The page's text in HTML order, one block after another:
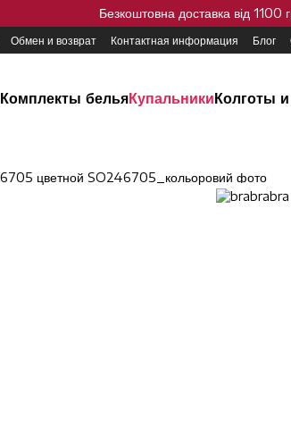
Безкоштовна доставка від 1100
Обмен и возврат Контактная информация Блог
Комплекты бельяКупальникиКолготы